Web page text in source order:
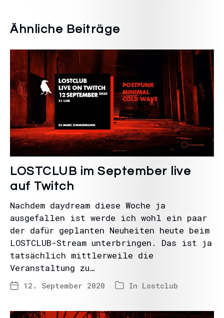
Ähnliche Beiträge
LOSTCLUB im September live
auf Twitch
Nachdem daydream diese Woche ja
ausgefallen ist werde ich wohl ein paar
der dafür geplanten Neuheiten heute beim
LOSTCLUB-Stream unterbringen. Das ist ja
tatsächlich mittlerweile die
Veranstaltung zu…
12. September 2020 In Lostclub